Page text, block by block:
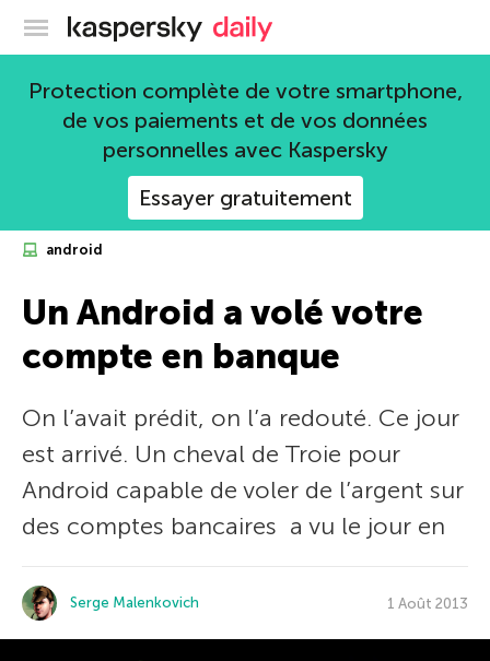
Blog officiel de Kaspersky
Protection complète de votre smartphone,
de vos paiements et de vos données
personnelles avec Kaspersky
Essayer gratuitement
android
Un Android a volé votre
compte en banque
On l’avait prédit, on l’a redouté. Ce jour
est arrivé. Un cheval de Troie pour
Android capable de voler de l’argent sur
des comptes bancaires a vu le jour en
Serge Malenkovich 1 Août 2013